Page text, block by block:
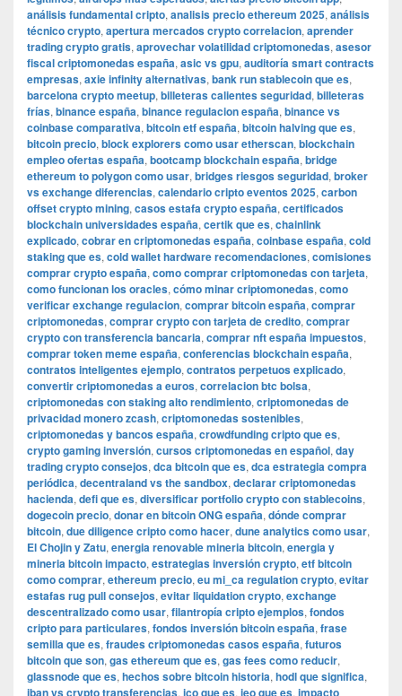
análisis fundamental cripto, analisis precio ethereum 2025, análisis
técnico crypto, apertura mercados crypto correlacion, aprender
trading crypto gratis, aprovechar volatilidad criptomonedas, asesor
fiscal criptomonedas españa, asic vs gpu, auditoría smart contracts
empresas, axie infinity alternativas, bank run stablecoin que es,
barcelona crypto meetup, billeteras calientes seguridad, billeteras
frías, binance españa, binance regulacion españa, binance vs
coinbase comparativa, bitcoin etf españa, bitcoin halving que es,
bitcoin precio, block explorers como usar etherscan, blockchain
empleo ofertas españa, bootcamp blockchain españa, bridge
ethereum to polygon como usar, bridges riesgos seguridad, broker
vs exchange diferencias, calendario cripto eventos 2025, carbon
offset crypto mining, casos estafa crypto españa, certificados
blockchain universidades españa, certik que es, chainlink
explicado, cobrar en criptomonedas españa, coinbase españa, cold
staking que es, cold wallet hardware recomendaciones, comisiones
comprar crypto españa, como comprar criptomonedas con tarjeta,
como funcionan los oracles, cómo minar criptomonedas, como
verificar exchange regulacion, comprar bitcoin españa, comprar
criptomonedas, comprar crypto con tarjeta de credito, comprar
crypto con transferencia bancaria, comprar nft españa impuestos,
comprar token meme españa, conferencias blockchain españa,
contratos inteligentes ejemplo, contratos perpetuos explicado,
convertir criptomonedas a euros, correlacion btc bolsa,
criptomonedas con staking alto rendimiento, criptomonedas de
privacidad monero zcash, criptomonedas sostenibles,
criptomonedas y bancos españa, crowdfunding cripto que es,
crypto gaming inversión, cursos criptomonedas en español, day
trading crypto consejos, dca bitcoin que es, dca estrategia compra
periódica, decentraland vs the sandbox, declarar criptomonedas
hacienda, defi que es, diversificar portfolio crypto con stablecoins,
dogecoin precio, donar en bitcoin ONG españa, dónde comprar
bitcoin, due diligence cripto como hacer, dune analytics como usar,
El Chojin y Zatu, energia renovable mineria bitcoin, energia y
mineria bitcoin impacto, estrategias inversión crypto, etf bitcoin
como comprar, ethereum precio, eu mi_ca regulation crypto, evitar
estafas rug pull consejos, evitar liquidation crypto, exchange
descentralizado como usar, filantropía cripto ejemplos, fondos
cripto para particulares, fondos inversión bitcoin españa, frase
semilla que es, fraudes criptomonedas casos españa, futuros
bitcoin que son, gas ethereum que es, gas fees como reducir,
glassnode que es, hechos sobre bitcoin historia, hodl que significa,
iban vs crypto transferencias, ico que es, ieo que es, impacto